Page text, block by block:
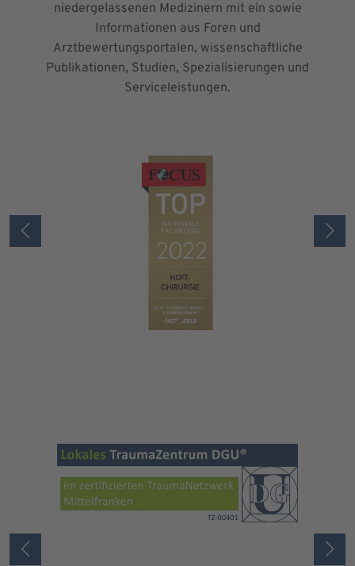
niedergelassenen Medizinern mit ein sowie
Informationen aus Foren und
Arztbewertungsportalen, wissenschaftliche
Publikationen, Studien, Spezialisierungen und
Serviceleistungen.